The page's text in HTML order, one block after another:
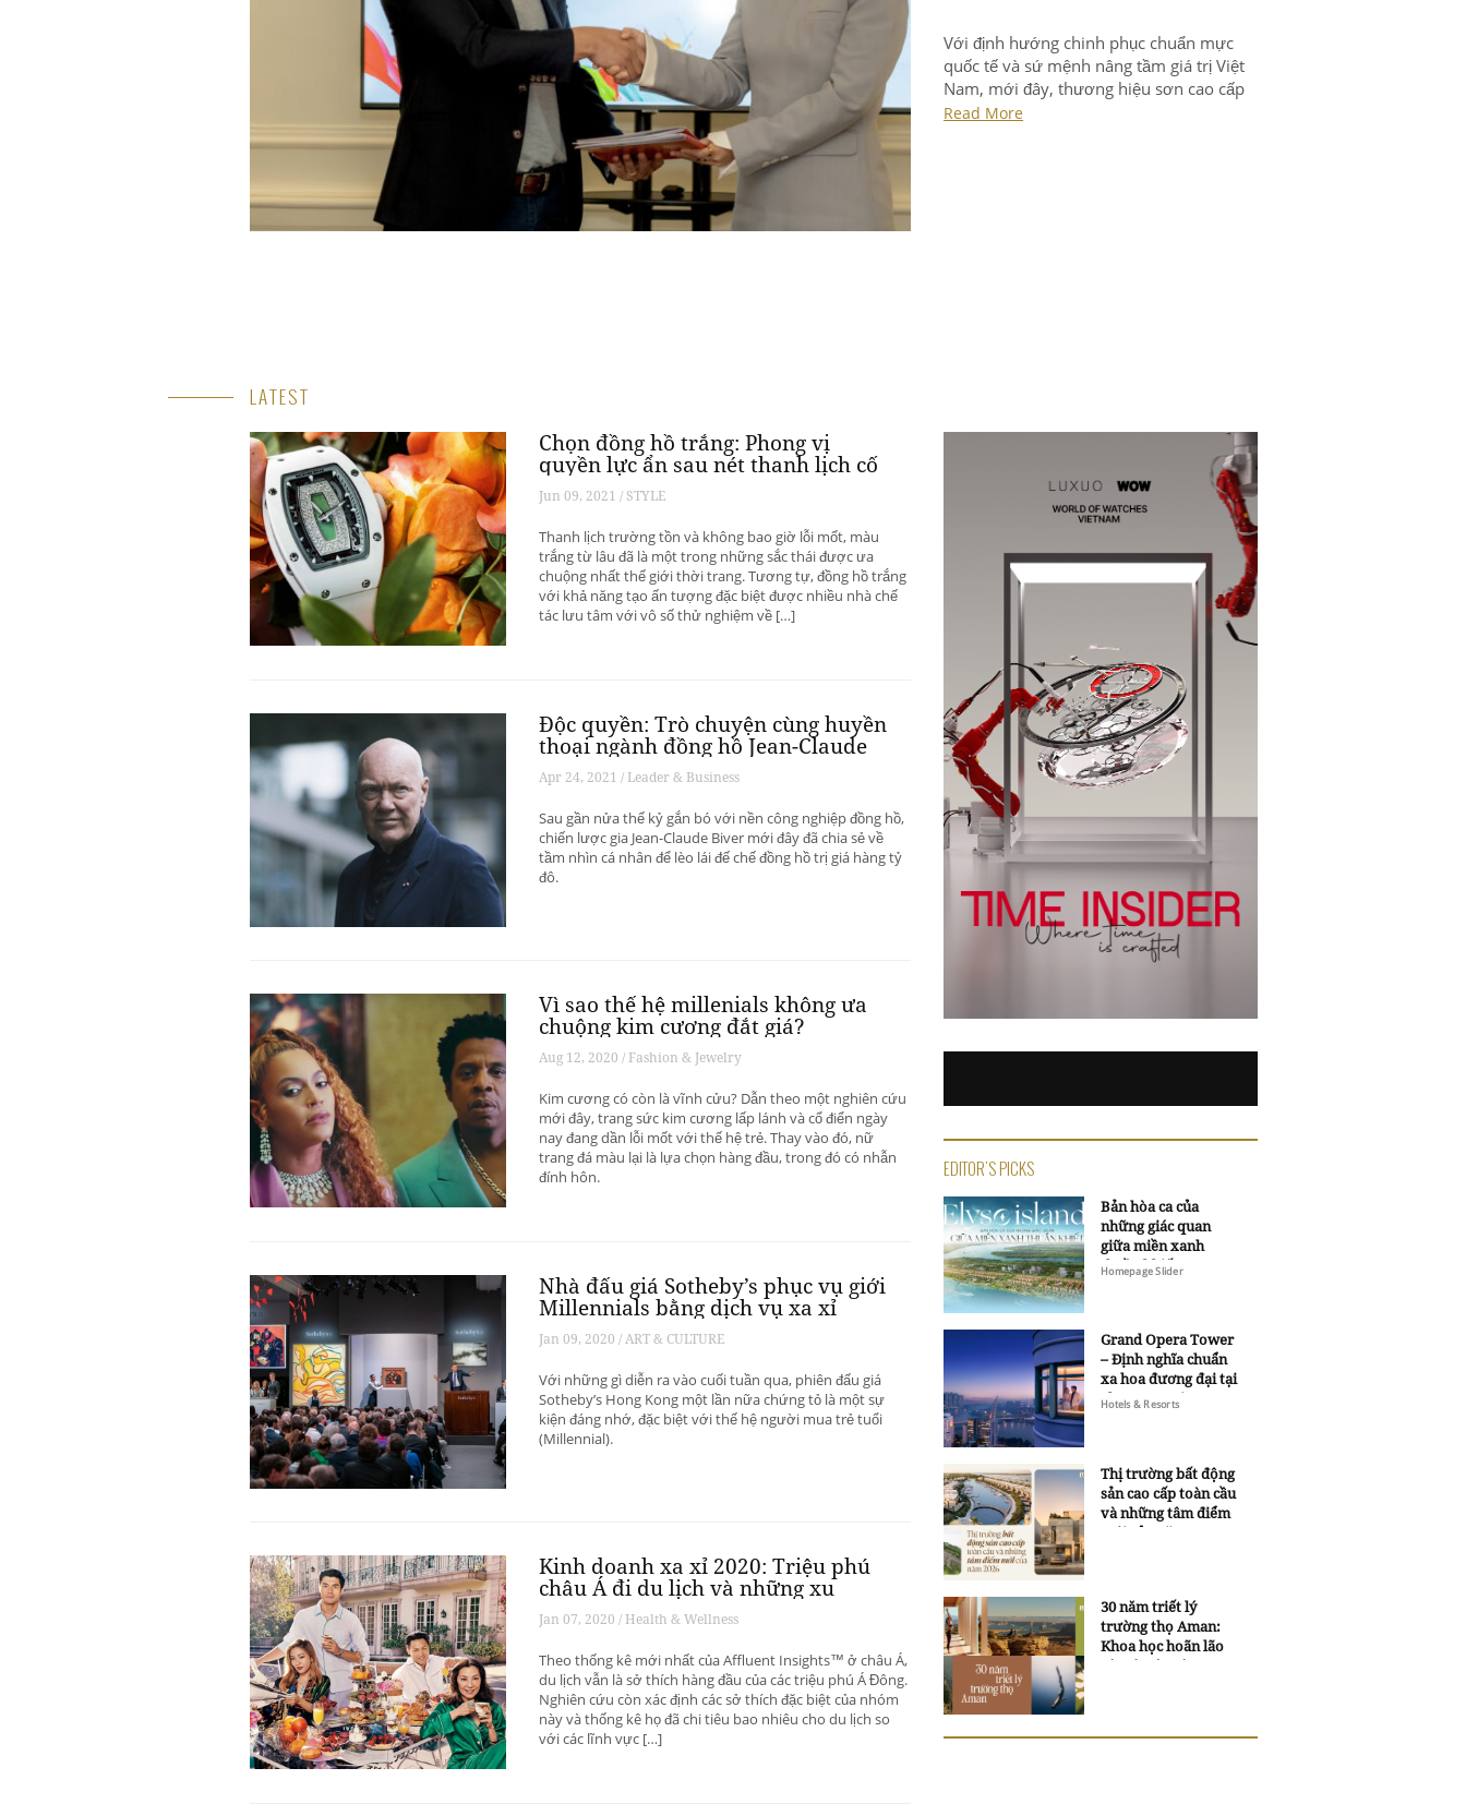
Với định hướng chinh phục chuẩn mực
quốc tế và sứ mệnh nâng tầm giá trị Việt
Nam, mới đây, thương hiệu sơn cao cấp
KOVA và công ty kiến trúc GA+ đã chính
Read More
LATEST
Chọn đồng hồ trắng: Phong vị
quyền lực ẩn sau nét thanh lịch cố
hữu
Jun 09, 2021 / STYLE
Thanh lịch trường tồn và không bao giờ lỗi mốt, màu
trắng từ lâu đã là một trong những sắc thái được ưa
chuộng nhất thế giới thời trang. Tương tự, đồng hồ trắng
với khả năng tạo ấn tượng đặc biệt được nhiều nhà chế
tác lưu tâm với vô số thử nghiệm về […]
Độc quyền: Trò chuyện cùng huyền
thoại ngành đồng hồ Jean-Claude
Biver
Apr 24, 2021 / Leader & Business
Sau gần nửa thế kỷ gắn bó với nền công nghiệp đồng hồ,
chiến lược gia Jean-Claude Biver mới đây đã chia sẻ về
tầm nhìn cá nhân để lèo lái đế chế đồng hồ trị giá hàng tỷ
đô.
Vì sao thế hệ millenials không ưa
chuộng kim cương đắt giá?
Aug 12, 2020 / Fashion & Jewelry
Kim cương có còn là vĩnh cửu? Dẫn theo một nghiên cứu
mới đây, trang sức kim cương lấp lánh và cổ điển ngày
nay đang dần lỗi mốt với thế hệ trẻ. Thay vào đó, nữ
trang đá màu lại là lựa chọn hàng đầu, trong đó có nhẫn
đính hôn.
Nhà đấu giá Sotheby’s phục vụ giới
Millennials bằng dịch vụ xa xỉ
Jan 09, 2020 / ART & CULTURE
Với những gì diễn ra vào cuối tuần qua, phiên đấu giá
Sotheby’s Hong Kong một lần nữa chứng tỏ là một sự
kiện đáng nhớ, đặc biệt với thế hệ người mua trẻ tuổi
(Millennial).
Kinh doanh xa xỉ 2020: Triệu phú
châu Á đi du lịch và những xu
hướng có thể thay đổi ngành du
lịch thượng lưu
Jan 07, 2020 / Health & Wellness
Theo thống kê mới nhất của Affluent Insights™ ở châu Á,
du lịch vẫn là sở thích hàng đầu của các triệu phú Á Đông.
Nghiên cứu còn xác định các sở thích đặc biệt của nhóm
này và thống kê họ đã chi tiêu bao nhiêu cho du lịch so
với các lĩnh vực […]
EDITOR'S PICKS
Bản hòa ca của
những giác quan
giữa miền xanh
thuần khiết
Homepage Slider
Grand Opera Tower
– Định nghĩa chuẩn
xa hoa đương đại tại
Sheraton Saigon
Hotels & Resorts
Thị trường bất động
sản cao cấp toàn cầu
và những tâm điểm
mới của năm 2026
30 năm triết lý
trường thọ Aman:
Khoa học hoãn lão
và trí tuệ ngàn xưa